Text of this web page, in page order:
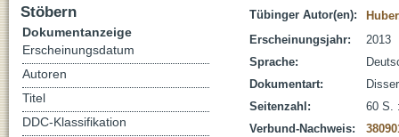
Tübinger Autor(en):
Erscheinungsjahr:
2013
Sprache:
Dokumentart:
Seitenzahl:
60 S.
Verbund-Nachweis:
Stöbern
Dokumentanzeige
Erscheinungsdatum
Autoren
Titel
DDC-Klassifikation